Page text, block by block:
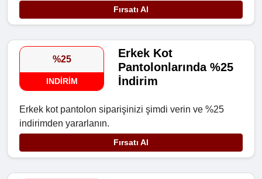
Fırsatı Al
%25
INDIRIM
Erkek Kot
Pantolonlarında %25
İndirim
Erkek kot pantolon siparişinizi şimdi verin ve %25
indirimden yararlanın.
Fırsatı Al